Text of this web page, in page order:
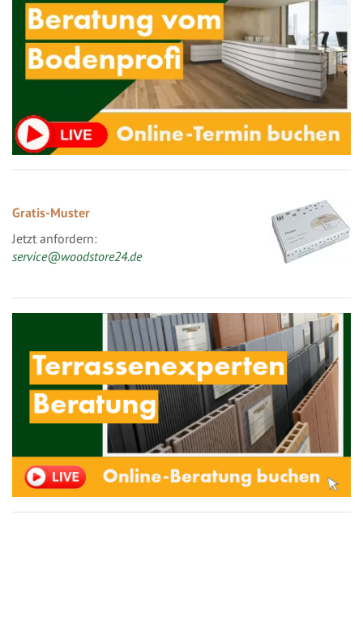
Gratis-Muster
Jetzt anfordern:
service@woodstore24.de